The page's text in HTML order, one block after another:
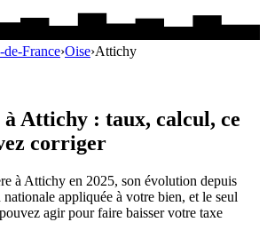
de-France›Oise›Attichy
àAttichy : taux, calcul, ce
corriger
à Attichy en 2025, son évolution depuis
appliquée à votre bien, et le seul
agir pour faire baisser votre taxe